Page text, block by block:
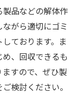
品などの解体作
がら適切にゴミ
ております。ま
、回収できるも
すので、ぜひ製
検討ください。